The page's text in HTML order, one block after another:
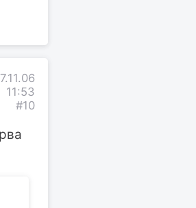
11:53
#10